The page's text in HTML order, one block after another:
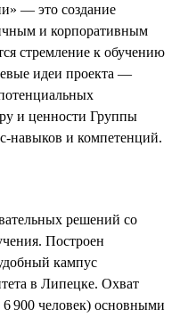
— это создание
и корпоративным
стремление к обучению
идеи проекта —
и ценности Группы
навыков и компетенций.
решений со
Построен
кампус
в Липецке. Охват
6 900 человек) основными